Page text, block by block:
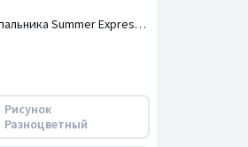
Верх от купальника Summer Expression / Саммер Экспрешн
Рисунок
Разноцветный